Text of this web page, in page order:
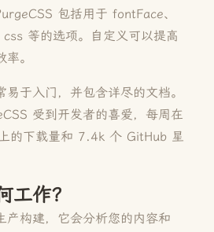
包括用于 fontFace、
等的选项。自定义可以提高
。
于入门，并包含详尽的文档。
受到开发者的喜爱，每周在
的下载量和 7.4k 个 GitHub 星
工作？
产构建，它会分析您的内容和